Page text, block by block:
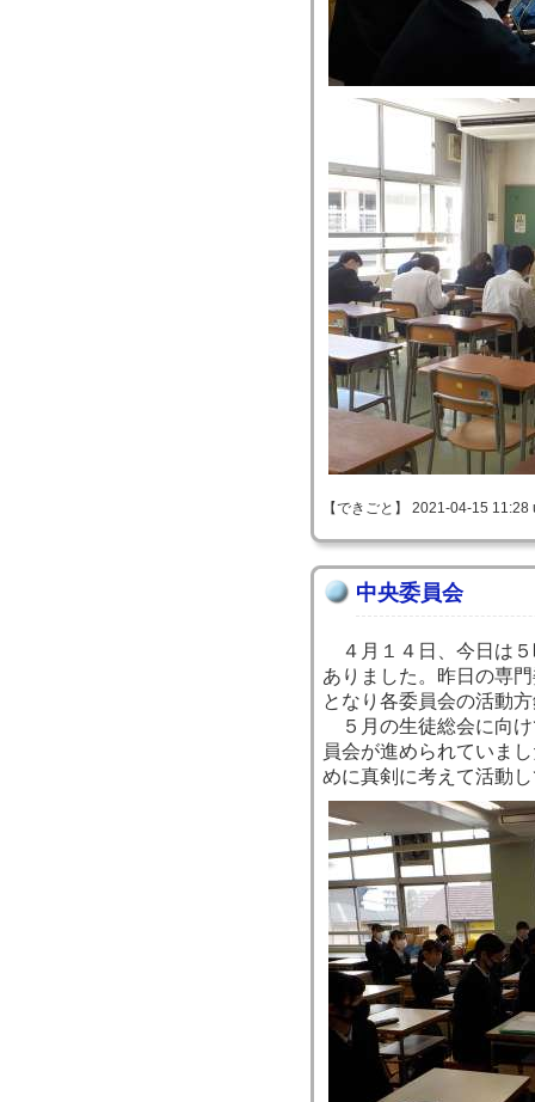
【できごと】 2021-04-15
中央委員会
４月１４日、今日は５
ありました。昨日の専
となり各委員会の活動
５月の生徒総会に向け
員会が進められていま
めに真剣に考えて活動